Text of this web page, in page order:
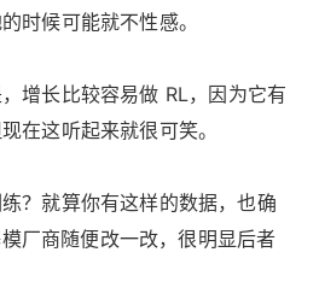
时候可能就不性感。
增长比较容易做 RL，因为它有
在这听起来就很可笑。
？就算你有这样的数据，也确
厂商随便改一改，很明显后者